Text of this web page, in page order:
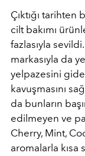
Çıktığı tarihten
cilt bakımı
fazlasıyla
markasıyla da
yelpazesini
kavuşmasını
da bunların
edilmeyen ve
Cherry, Mint,
aromalarla kısa